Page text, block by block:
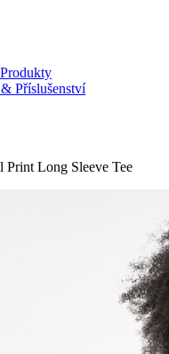
Příslušenství
Print Long Sleeve Tee